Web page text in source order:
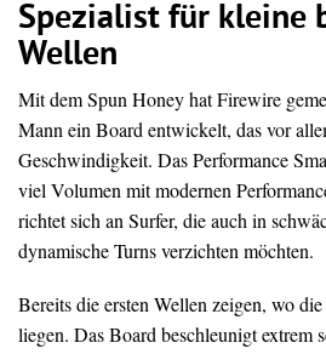
Spezialist für kleine
Wellen
Mit dem Spun Honey hat Firewire
Mann ein Board entwickelt, das vor
Geschwindigkeit. Das Performance
viel Volumen mit modernen
richtet sich an Surfer, die auch in
dynamische Turns verzichten möchten.
Bereits die ersten Wellen zeigen, wo
liegen. Das Board beschleunigt extrem